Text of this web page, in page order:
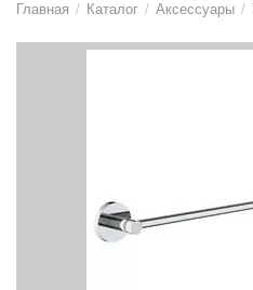
Главная / Каталог / Аксессуары /